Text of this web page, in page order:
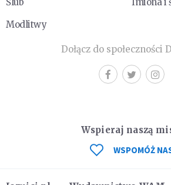
Modlitwy
Dołącz do społeczności
Wspieraj naszą
WSPOMÓŻ